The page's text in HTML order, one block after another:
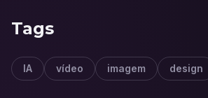
Tags
IA vídeo imagem design